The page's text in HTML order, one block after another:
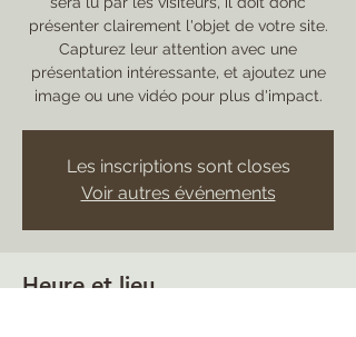
présenter clairement l'objet de votre site.
Capturez leur attention avec une
présentation intéressante, et ajoutez une
image ou une vidéo pour plus d'impact.
Les inscriptions sont closes
Voir autres événements
Heure et lieu